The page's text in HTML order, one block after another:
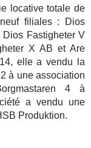
locative totale de
filiales : Dios
Dios Fastigheter V
X AB et Are
elle a vendu la
à une association
4 à
a vendu une
Produktion.